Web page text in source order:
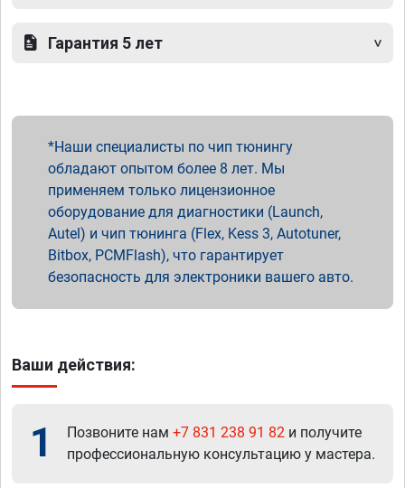
Гарантия 5 лет
Наши специалисты по чип тюнингу
обладают опытом более 8 лет. Мы
применяем только лицензионное
оборудование для диагностики (Launch,
Autel) и чип тюнинга (Flex, Kess 3, Autotuner,
Bitbox, PCMFlash), что гарантирует
безопасность для электроники вашего авто.
Ваши действия:
1 Позвоните нам +7 831 238 91 82 и получите
профессиональную консультацию у мастера.